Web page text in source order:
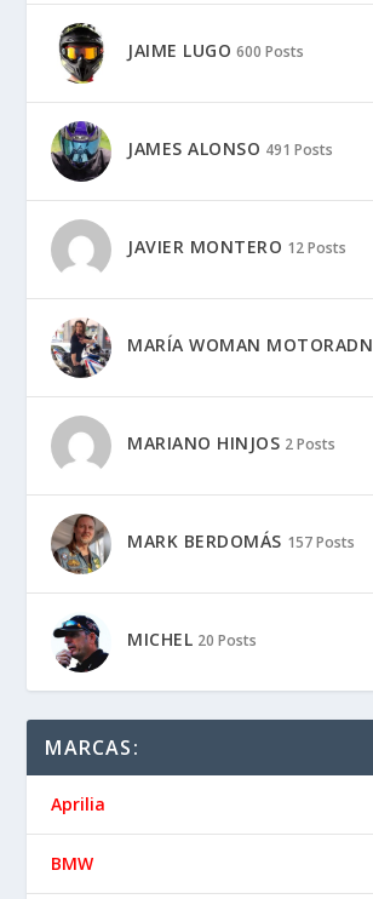
JAIME LUGO 600 Posts
JAMES ALONSO 491 Posts
JAVIER MONTERO 12 Posts
MARÍA WOMAN MOTORADN
MARIANO HINJOS 2 Posts
MARK BERDOMÁS 157 Posts
MICHEL 20 Posts
MARCAS:
Aprilia
BMW